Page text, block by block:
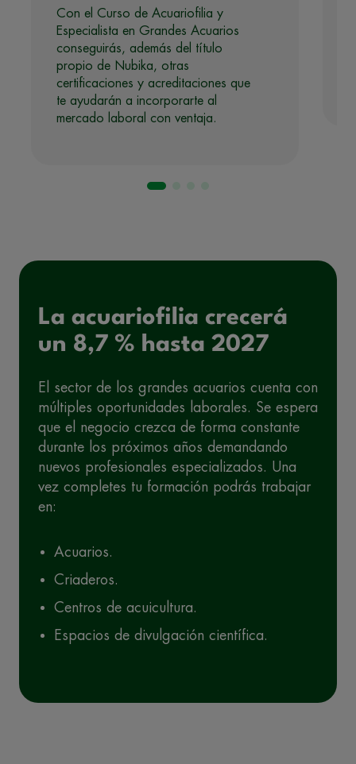
Con el Curso de Acuariofilia y
Especialista en Grandes Acuarios
conseguirás, además del título
propio de Nubika, otras
certificaciones y acreditaciones que
te ayudarán a incorporarte al
mercado laboral con ventaja.
La acuariofilia crecerá
un 8,7 % hasta 2027
El sector de los grandes acuarios cuenta con
múltiples oportunidades laborales. Se espera
que el negocio crezca de forma constante
durante los próximos años demandando
nuevos profesionales especializados. Una
vez completes tu formación podrás trabajar
en:
Acuarios.
Criaderos.
Centros de acuicultura.
Espacios de divulgación científica.